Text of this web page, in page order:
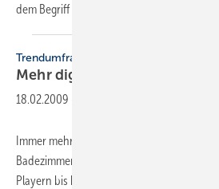
dem Begriff verstehen, bzw. verkaufen
Trendumfrage bestätigt aktuelle
Mehr digitale Technik im
18.02.2009
Immer mehr Verbraucher setzen
Badezimmern ein. Dies geht von
Playern bis hin zu Computern und Internet.